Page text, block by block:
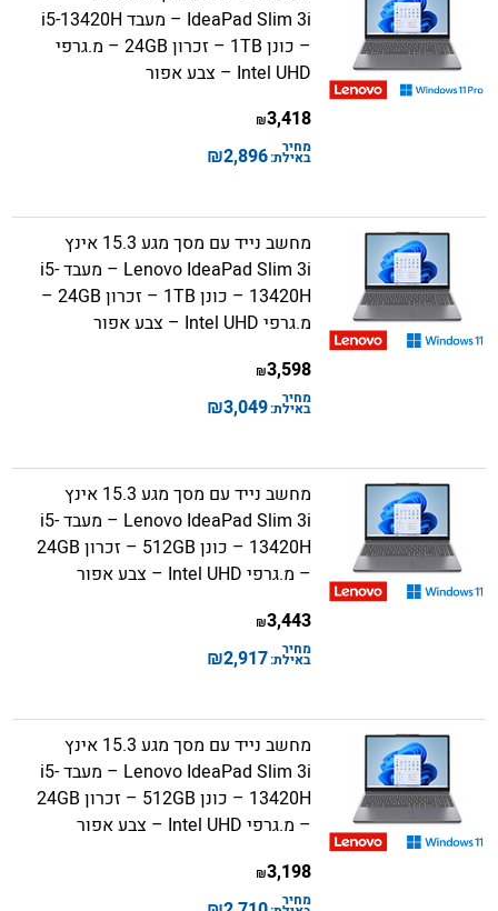
IdeaPad Slim 3i – מעבד i5-13420H
– כונן 1TB – זכרון 24GB – מ.גרפי
Intel UHD – צבע אפור
3,418
₪
מחיר
באילת:2,896
₪
מחשב נייד עם מסך מגע 15.3 אינץ
Lenovo IdeaPad Slim 3i – מעבד i5-
13420H – כונן 1TB – זכרון 24GB –
מ.גרפי Intel UHD – צבע אפור
3,598
₪
מחיר
באילת:3,049
₪
מחשב נייד עם מסך מגע 15.3 אינץ
Lenovo IdeaPad Slim 3i – מעבד i5-
13420H – כונן 512GB – זכרון 24GB
– מ.גרפי Intel UHD – צבע אפור
3,443
₪
מחיר
באילת:2,917
₪
מחשב נייד עם מסך מגע 15.3 אינץ
Lenovo IdeaPad Slim 3i – מעבד i5-
13420H – כונן 512GB – זכרון 24GB
– מ.גרפי Intel UHD – צבע אפור
3,198
₪
מחיר